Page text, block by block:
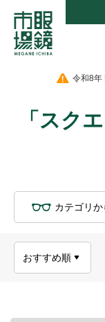
令和8年
「スク
カテゴリか